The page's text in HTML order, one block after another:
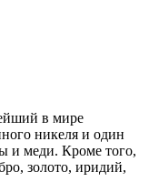
в мире
никеля и один
и меди. Кроме того,
золото, иридий,